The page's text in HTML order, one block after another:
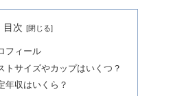
目次
フィール
トサイズやカップはいくつ？
年収はいくら？